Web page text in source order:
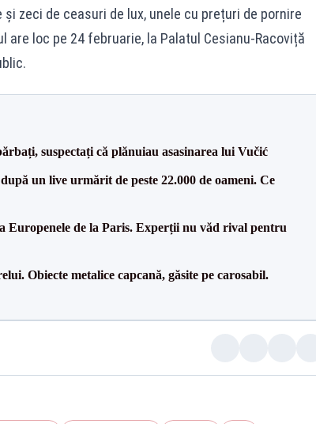
zeci de ceasuri de lux, unele cu prețuri de pornire
loc pe 24 februarie, la Palatul Cesianu‑Racoviță
suspectați că plănuiau asasinarea lui Vučić
un live urmărit de peste 22.000 de oameni. Ce
Europenele de la Paris. Experții nu văd rival pentru
Obiecte metalice capcană, găsite pe carosabil.